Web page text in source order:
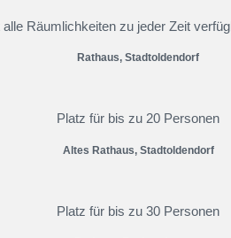
Räumlichkeiten zu jeder Zeit
Rathaus, Stadtoldendorf
Platz für bis zu 20 Personen
Altes Rathaus, Stadtoldendorf
Platz für bis zu 30 Personen